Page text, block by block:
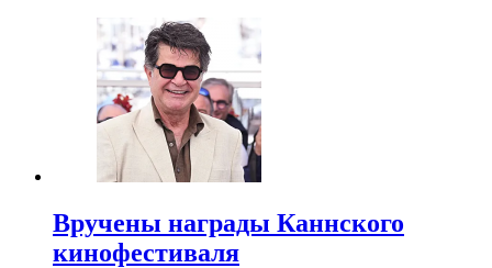
Вручены награды Каннского
кинофестиваля